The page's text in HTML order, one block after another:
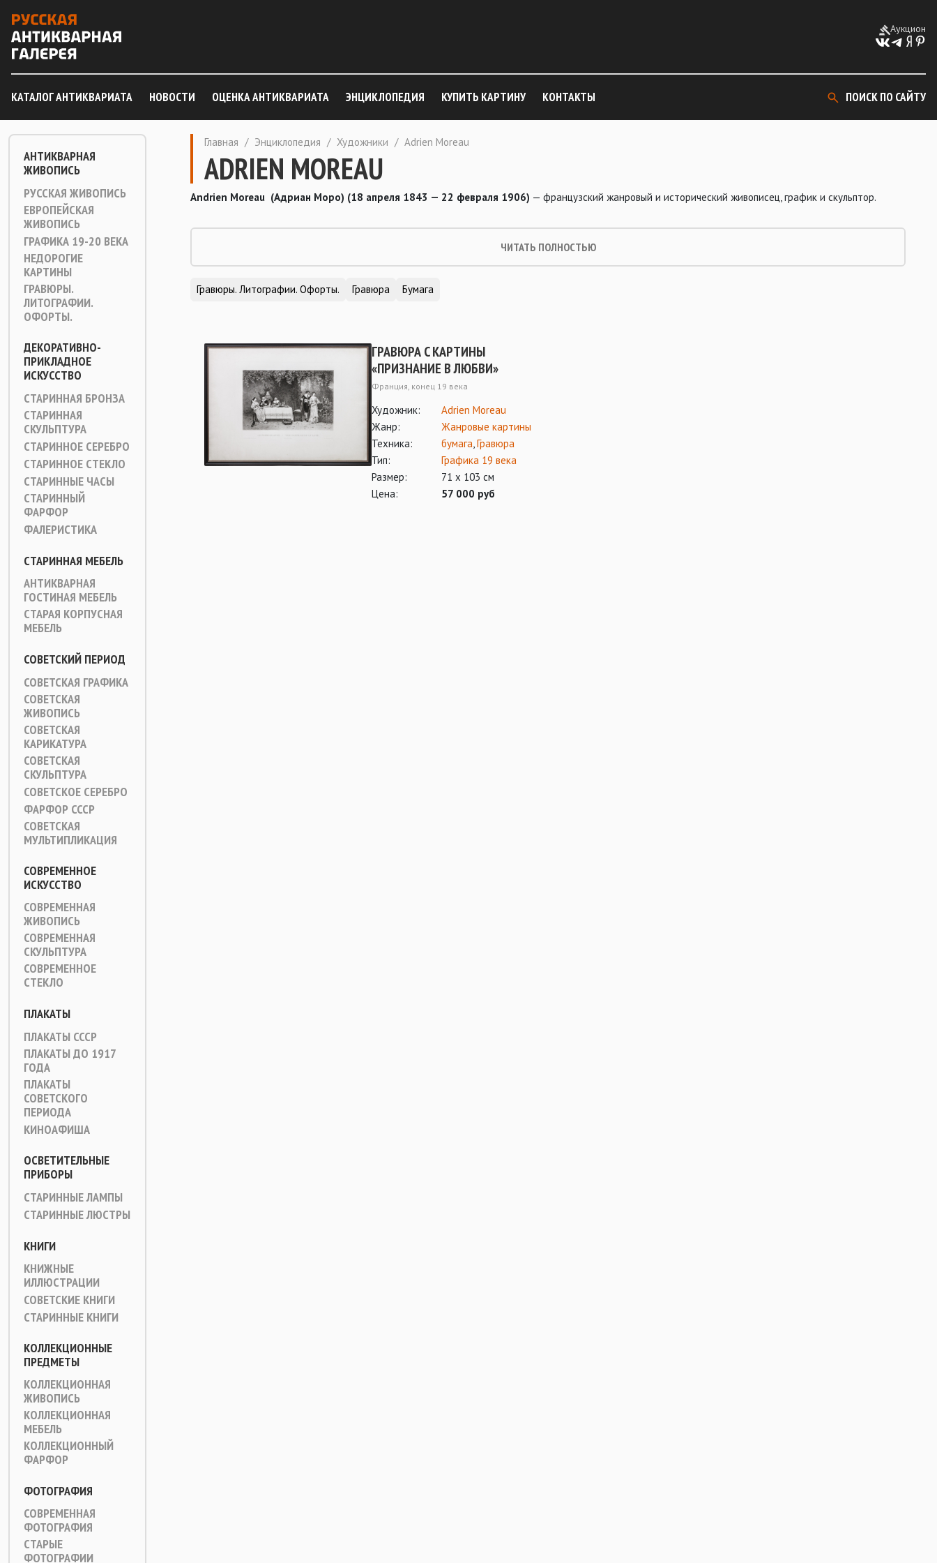
Аукцион
КАТАЛОГ АНТИКВАРИАТА НОВОСТИ ОЦЕНКА АНТИКВАРИАТА ЭНЦИКЛОПЕДИЯ КУПИТЬ КАРТИНУ КОНТАКТЫ ПОИСК ПО САЙТУ
АНТИКВАРНАЯ
ЖИВОПИСЬ
РУССКАЯ ЖИВОПИСЬ
ЕВРОПЕЙСКАЯ
ЖИВОПИСЬ
ГРАФИКА 19-20 ВЕКА
НЕДОРОГИЕ
КАРТИНЫ
ГРАВЮРЫ.
ЛИТОГРАФИИ.
ОФОРТЫ.
ДЕКОРАТИВНО-
ПРИКЛАДНОЕ
ИСКУССТВО
СТАРИННАЯ БРОНЗА
СТАРИННАЯ
СКУЛЬПТУРА
СТАРИННОЕ СЕРЕБРО
СТАРИННОЕ СТЕКЛО
СТАРИННЫЕ ЧАСЫ
СТАРИННЫЙ
ФАРФОР
ФАЛЕРИСТИКА
СТАРИННАЯ МЕБЕЛЬ
АНТИКВАРНАЯ
ГОСТИНАЯ МЕБЕЛЬ
СТАРАЯ КОРПУСНАЯ
МЕБЕЛЬ
СОВЕТСКИЙ ПЕРИОД
СОВЕТСКАЯ ГРАФИКА
СОВЕТСКАЯ
ЖИВОПИСЬ
СОВЕТСКАЯ
КАРИКАТУРА
СОВЕТСКАЯ
СКУЛЬПТУРА
СОВЕТСКОЕ СЕРЕБРО
ФАРФОР СССР
СОВЕТСКАЯ
МУЛЬТИПЛИКАЦИЯ
СОВРЕМЕННОЕ
ИСКУССТВО
СОВРЕМЕННАЯ
ЖИВОПИСЬ
СОВРЕМЕННАЯ
СКУЛЬПТУРА
СОВРЕМЕННОЕ
СТЕКЛО
ПЛАКАТЫ
ПЛАКАТЫ СССР
ПЛАКАТЫ ДО 1917
ГОДА
ПЛАКАТЫ
СОВЕТСКОГО
ПЕРИОДА
КИНОАФИША
ОСВЕТИТЕЛЬНЫЕ
ПРИБОРЫ
СТАРИННЫЕ ЛАМПЫ
СТАРИННЫЕ ЛЮСТРЫ
КНИГИ
КНИЖНЫЕ
ИЛЛЮСТРАЦИИ
СОВЕТСКИЕ КНИГИ
СТАРИННЫЕ КНИГИ
КОЛЛЕКЦИОННЫЕ
ПРЕДМЕТЫ
КОЛЛЕКЦИОННАЯ
ЖИВОПИСЬ
КОЛЛЕКЦИОННАЯ
МЕБЕЛЬ
КОЛЛЕКЦИОННЫЙ
ФАРФОР
ФОТОГРАФИЯ
СОВРЕМЕННАЯ
ФОТОГРАФИЯ
СТАРЫЕ
ФОТОГРАФИИ
Главная / Энциклопедия / Художники / Adrien Moreau
ADRIEN MOREAU
Andrien Moreau (Адриан Моро) (18 апреля 1843 — 22 февраля 1906) — французский жанровый и исторический живописец, график и скульптор.
ЧИТАТЬ ПОЛНОСТЬЮ
Гравюры. Литографии. Офорты. Гравюра Бумага
ГРАВЮРА C КАРТИНЫ
«ПРИЗНАНИЕ В ЛЮБВИ»
Франция, конец 19 века
Художник:
Adrien Moreau
Жанр:
Жанровые картины
Техника:
бумага,Гравюра
Тип:
Графика 19 века
Размер:
71 х 103 см
Цена:
57 000 руб